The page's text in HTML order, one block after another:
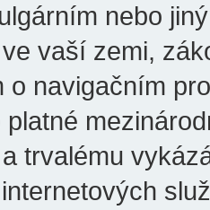
nebo
vaší zemi,
o navigačním
platné
trvalému